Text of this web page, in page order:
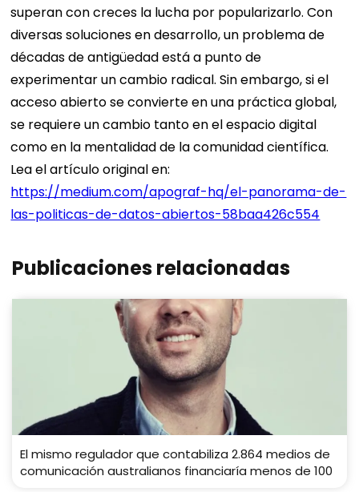
superan con creces la lucha por popularizarlo. Con
diversas soluciones en desarrollo, un problema de
décadas de antigüedad está a punto de
experimentar un cambio radical. Sin embargo, si el
acceso abierto se convierte en una práctica global,
se requiere un cambio tanto en el espacio digital
como en la mentalidad de la comunidad científica.
Lea el artículo original en:
https://medium.com/apograf-hq/el-panorama-de-
las-politicas-de-datos-abiertos-58baa426c554
Publicaciones relacionadas
El mismo regulador que contabiliza 2.864 medios de
comunicación australianos financiaría menos de 100